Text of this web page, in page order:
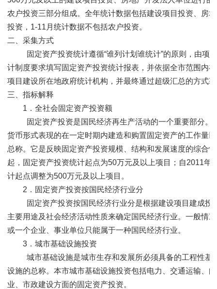
农户投资三部分组成。全年统计数据包括建设项目投资、房
投资，1-11月统计数据不包括农户投资。
二、采集方式
固定资产投资统计遵循“谁列计划谁统计”的原则，由项
计制度要求填写固定资产投资统计报表，并依据全市范围内
项目建设所在地政府统计机构，并最终通过超级汇总的方式
三、指标解释
1．全社会固定资产投资额
固定资产投资是国民经济再生产活动的一个重要部分。
货币形式表现的在一定时期内建造和购置固定资产的工作量
总称。它是反映固定资产投资规模、结构和发展速度的综合
起，固定资产投资统计起点为50万元及以上项目；自2011年
计起点调整为500万元及以上项目。
2．固定资产投资按国民经济行业分
固定资产投资按国民经济行业分是根据建设项目建成投
主要用途及社会经济活动性质来确定国民经济行业。一般情
或一个企业、事业单位只能属于一种国民经济行业。
3．城市基础设施投资
城市基础设施是城市生存和发展所必须具备的工程性基
设施的总称。本市城市基础设施投资包括电力、交通运输、
业、市政建设方面的固定资产投资。